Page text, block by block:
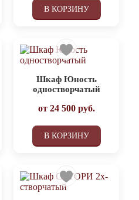
В КОРЗИНУ
Шкаф Юность
одностворчатый
от 24 500руб.
В КОРЗИНУ